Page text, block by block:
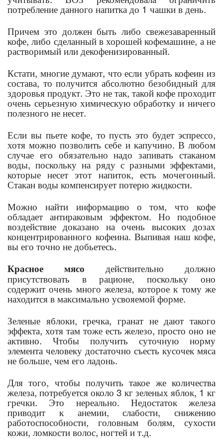
потребление данного напитка до 1 чашки в день.
Причем это должен быть либо свежезаваренный
кофе, либо сделанный в хорошей кофемашине, а не
растворимый или декофенизированный.
Кстати, многие думают, что если убрать кофеин из
состава, то получится абсолютно безобидный для
здоровья продукт. Это не так, такой кофе проходит
очень серьезную химическую обработку и ничего
полезного не несет.
Если вы пьете кофе, то пусть это будет эспрессо,
хотя можно позволить себе и капучино. В любом
случае его обязательно надо запивать стаканом
воды, поскольку на ряду с разными эффектами,
которые несет этот напиток, есть мочегонный.
Стакан воды компенсирует потерю жидкости.
Можно найти информацию о том, что кофе
обладает антираковым эффектом. Но подобное
воздействие доказано на очень высоких дозах
концентрированного кофеина. Выпивая наш кофе,
вы его точно не добьетесь.
Красное мясо действительно должно
присутствовать в рационе, поскольку оно
содержит очень много железа, которое к тому же
находится в максимально усвояемой форме.
Зеленые яблоки, гречка, гранат не дают такого
эффекта, хотя там тоже есть железо, просто оно не
активно. Чтобы получить суточную норму
элемента человеку достаточно съесть кусочек мяса
не больше, чем его ладонь.
Для того, чтобы получить такое же количества
железа, потребуется около 3 кг зеленых яблок, 1 кг
гречки. Это нереально. Недостаток железа
приводит к анемии, слабости, снижению
работоспособности, головным болям, сухости
кожи, ломкости волос, ногтей и т.д.